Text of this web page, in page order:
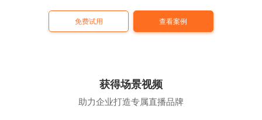
免费试用 查看案例
获得场景视频
助力企业打造专属直播品牌